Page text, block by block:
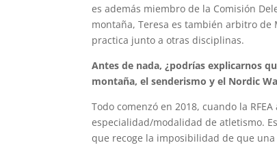
es además miembro de la Comisión
montaña, Teresa es también arbitro
practica junto a otras disciplinas.
Antes de nada, ¿podrías explicarnos
montaña, el senderismo y el Nordic
Todo comenzó en 2018, cuando la
especialidad/modalidad de atletismo.
que recoge la imposibilidad de que